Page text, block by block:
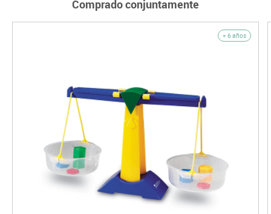
Comprado conjuntamente
+ 6 años